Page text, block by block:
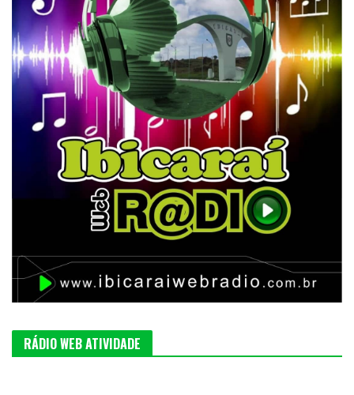
RÁDIO WEB ATIVIDADE